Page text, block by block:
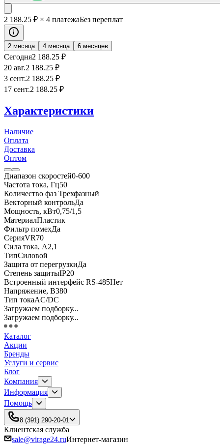
2 188.25 ₽ × 4 платежаБез переплат
2 месяца 4 месяца 6 месяцев
Сегодня2 188.25 ₽
20 авг.2 188.25 ₽
3 сент.2 188.25 ₽
17 сент.2 188.25 ₽
Характеристики
Наличие
Оплата
Доставка
Оптом
Диапазон скоростей0-600
Частота тока, Гц50
Количество фаз Трехфазный
Векторный контрольДа
Мощность, кВт0,75/1,5
МатериалПластик
Фильтр помехДа
СерияVR70
Сила тока, А2,1
ТипСиловой
Защита от перегрузкиДа
Степень защитыIP20
Встроенный интерфейс RS-485Нет
Напряжение, В380
Тип токаAC/DC
Загружаем подборку...
Загружаем подборку...
Каталог
Акции
Бренды
Услуги и сервис
Блог
Компания
Информация
Помощь
8 (391) 290-20-01
Клиентская служба
sale@virage24.ruИнтернет-магазин